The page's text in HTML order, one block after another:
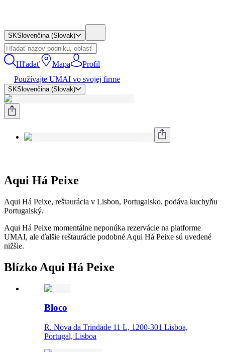
SKSlovenčina (Slovak)
Hľadať Mapa
Profil
Používajte UMAI vo svojej firme
SKSlovenčina (Slovak)
Aqui Há Peixe
Aqui Há Peixe, reštaurácia v Lisbon, Portugalsko, podáva kuchyňu
Portugalský.
Aqui Há Peixe momentálne neponúka rezervácie na platforme
UMAI, ale ďalšie reštaurácie podobné Aqui Há Peixe sú uvedené
nižšie.
Blízko Aqui Há Peixe
Bloco
R. Nova da Trindade 11 L, 1200-301 Lisboa,
Portugal, Lisboa